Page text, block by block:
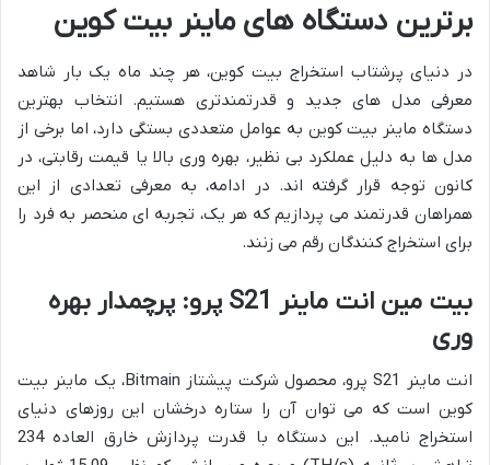
برترین دستگاه های ماینر بیت کوین
در دنیای پرشتاب استخراج بیت کوین، هر چند ماه یک بار شاهد
معرفی مدل های جدید و قدرتمندتری هستیم. انتخاب بهترین
دستگاه ماینر بیت کوین به عوامل متعددی بستگی دارد، اما برخی از
مدل ها به دلیل عملکرد بی نظیر، بهره وری بالا یا قیمت رقابتی، در
کانون توجه قرار گرفته اند. در ادامه، به معرفی تعدادی از این
همراهان قدرتمند می پردازیم که هر یک، تجربه ای منحصر به فرد را
برای استخراج کنندگان رقم می زنند.
بیت مین انت ماینر S21 پرو: پرچمدار بهره
وری
انت ماینر S21 پرو، محصول شرکت پیشتاز Bitmain، یک ماینر بیت
کوین است که می توان آن را ستاره درخشان این روزهای دنیای
استخراج نامید. این دستگاه با قدرت پردازش خارق العاده 234